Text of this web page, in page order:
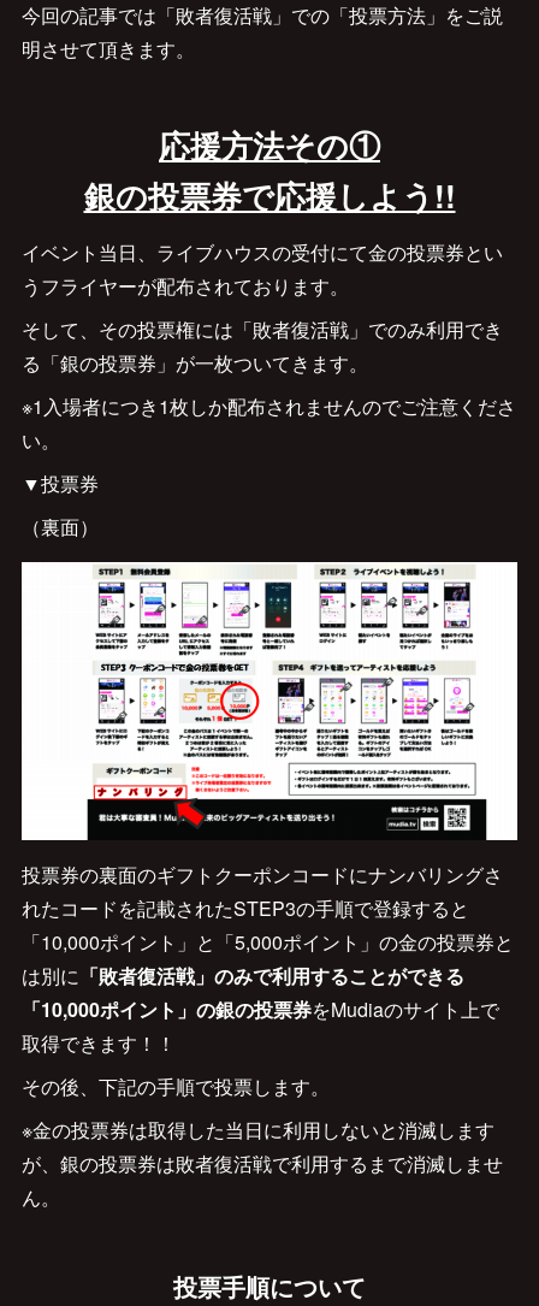
今回の記事では「敗者復活戦」での「投票方法」をご説
明させて頂きます。
応援方法その①
銀の投票券で応援しよう!!
イベント当日、ライブハウスの受付にて金の投票券とい
うフライヤーが配布されております。
そして、その投票権には「敗者復活戦」でのみ利用でき
る「銀の投票券」が一枚ついてきます。
※1入場者につき1枚しか配布されませんのでご注意くださ
い。
▼投票券
（裏面）
投票券の裏面のギフトクーポンコードにナンバリングさ
れたコードを記載されたSTEP3の手順で登録すると
「10,000ポイント」と「5,000ポイント」の金の投票券と
は別に 「敗者復活戦」のみで利用することができる
「10,000ポイント」の銀の投票券をMudiaのサイト上で
取得できます！！
その後、下記の手順で投票します。
※金の投票券は取得した当日に利用しないと消滅します
が、銀の投票券は敗者復活戦で利用するまで消滅しませ
ん。
投票手順について